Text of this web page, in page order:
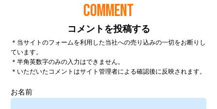
COMMENT
コメントを投稿する
＊当サイトのフォームを利用した当社への売り込みの一切をお断りし
ています。
＊半角英数字のみの入力はできません。
＊いただいたコメントはサイト管理者による確認後に反映されます。
お名前